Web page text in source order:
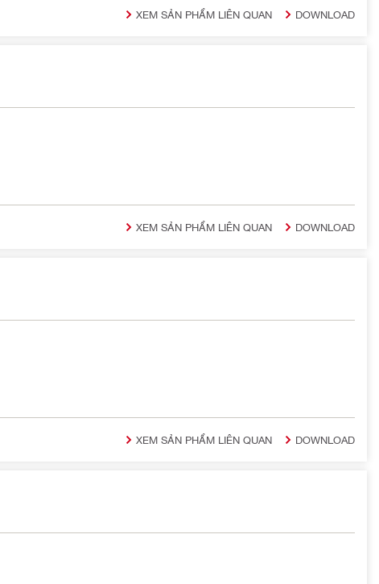
XEM SẢN PHẨM LIÊN QUAN DOWNLOAD
XEM SẢN PHẨM LIÊN QUAN DOWNLOAD
XEM SẢN PHẨM LIÊN QUAN DOWNLOAD